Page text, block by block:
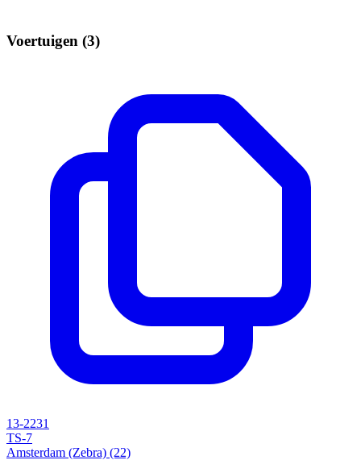
Voertuigen (3)
13-2231
TS-7
Amsterdam (Zebra) (22)